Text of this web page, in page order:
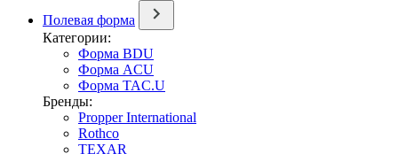
Полевая форма
Категории:
Форма BDU
Форма ACU
Форма TAC.U
Бренды:
Propper International
Rothco
TEXAR